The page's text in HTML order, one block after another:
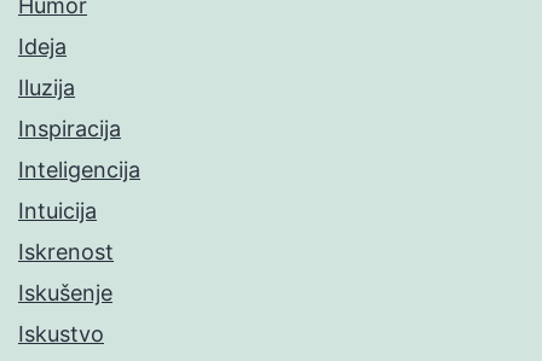
Humor
Ideja
Iluzija
Inspiracija
Inteligencija
Intuicija
Iskrenost
Iskušenje
Iskustvo